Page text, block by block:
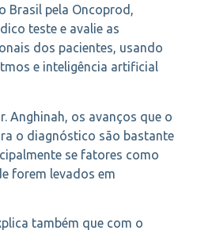
Brasil pela Oncoprod,
teste e avalie as
dos pacientes, usando
e inteligência artificial
Anghinah, os avanços que o
o diagnóstico são bastante
se fatores como
forem levados em
também que com o